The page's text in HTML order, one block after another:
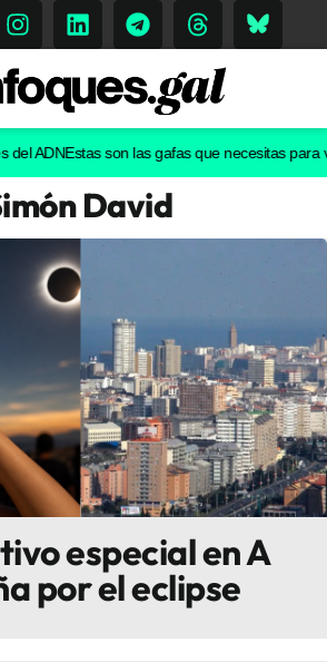
Estas son las gafas que necesitas para ver
David
especial en A
por el eclipse